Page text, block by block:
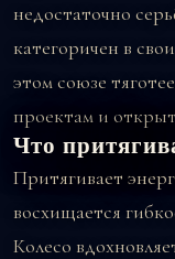
недостаточно
категоричен в
этом союзе
проектам и
Что
Притягивает
восхищается
Колесо